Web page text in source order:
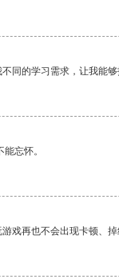
同的学习需求，让我能够
忘怀。
戏再也不会出现卡顿、